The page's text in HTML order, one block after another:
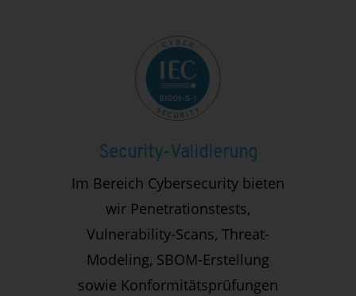
Security-Validierung
Im Bereich Cybersecurity bieten
wir Penetrationstests,
Vulnerability-Scans, Threat-
Modeling, SBOM-Erstellung
sowie Konformitätsprüfungen